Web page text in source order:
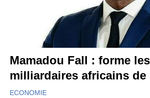
Mamadou Fall : forme les
milliardaires africains de
ECONOMIE